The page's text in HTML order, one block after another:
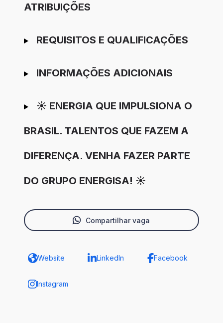
ATRIBUIÇÕES
REQUISITOS E QUALIFICAÇÕES
INFORMAÇÕES ADICIONAIS
☀️ ENERGIA QUE IMPULSIONA O
BRASIL. TALENTOS QUE FAZEM A
DIFERENÇA. VENHA FAZER PARTE
DO GRUPO ENERGISA! ☀️
Compartilhar vaga
Website LinkedIn Facebook
Instagram